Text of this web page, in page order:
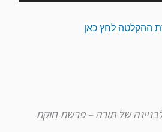
אודיו
ההקלטה לחץ כאן